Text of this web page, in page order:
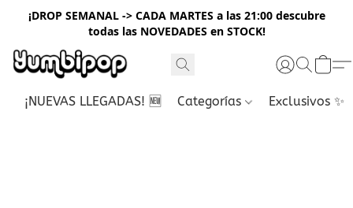
¡DROP SEMANAL -> CADA MARTES a las 21:00 descubre
todas las NOVEDADES en STOCK!
¡NUEVAS LLEGADAS! 🆕 Categorías Exclusivos ✨